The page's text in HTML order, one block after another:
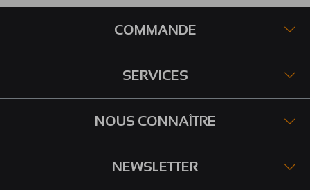
COMMANDE
SERVICES
NOUS CONNAÎTRE
NEWSLETTER